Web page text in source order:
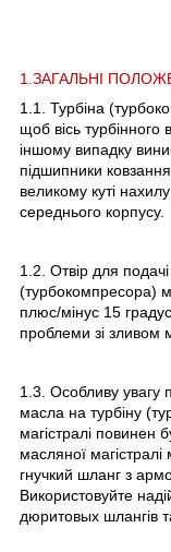
1.ЗАГАЛЬНІ
1.1. Турбіна
щоб вісь
іншому випадку
підшипники
великому куті
середнього корпусу.
1.2. Отвір для
(турбокомпресора)
плюс/мінус 15
проблеми зі зливом
1.3. Особливу увагу
масла на турбіну
магістралі
масляної
гнучкий шланг з
Використовуйте
дюритовых шлангів